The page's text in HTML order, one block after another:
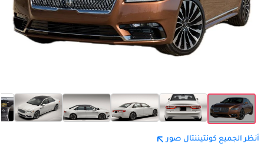
أنظر الجميع كونتيننتال صور